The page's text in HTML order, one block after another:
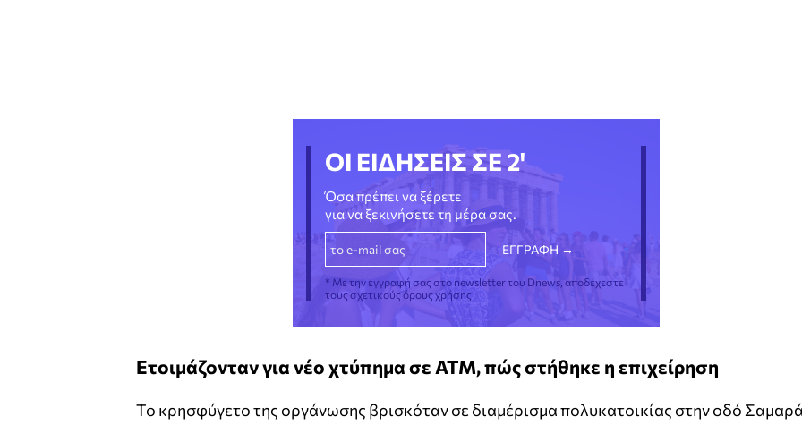
ΟΙ ΕΙΔΗΣΕΙΣ ΣΕ 2'
Όσα πρέπει να ξέρετε
για να ξεκινήσετε τη μέρα σας.
* Με την εγγραφή σας στο newsletter του Dnews, αποδέχεστε
τους σχετικούς όρους χρήσης
Ετοιμάζονταν για νέο χτύπημα σε ΑΤΜ, πώς στήθηκε η επιχείρηση
Το κρησφύγετο της οργάνωσης βρισκόταν σε διαμέρισμα πολυκατοικίας στην οδό